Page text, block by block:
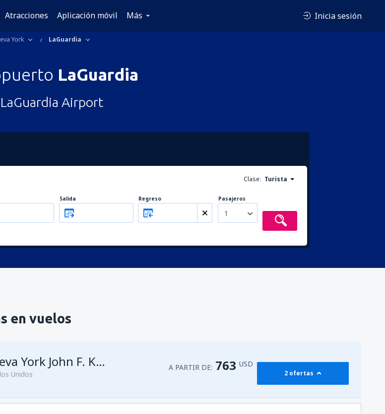
Atracciones Aplicación móvil Más Inicia sesión
York LaGuardia
LaGuardia
LaGuardia Airport
Clase: Turista
Salida Regreso Pasajeros
1
en vuelos
Nueva York John F. Kennedy
Unidos
A PARTIR DE: 763 USD
2 ofertas